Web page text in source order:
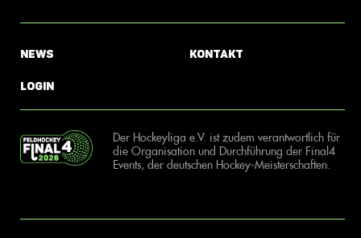
News
Login
Kontakt
Der Hockeyliga e.V. ist zudem verantwortlich für
die Organisation und Durchführung der Final4
Events, der deutschen Hockey-Meisterschaften.